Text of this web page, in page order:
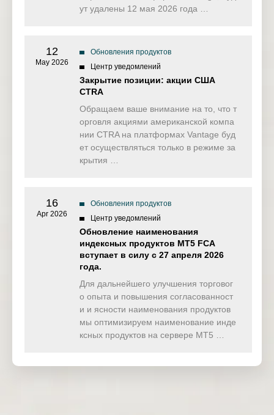
ут удалены 12 мая 2026 года …
12
May 2026
Обновления продуктов
Центр уведомлений
Закрытие позиции: акции США
CTRA
Обращаем ваше внимание на то, что т
орговля акциями американской компа
нии CTRA на платформах Vantage буд
ет осуществляться только в режиме за
крытия …
16
Apr 2026
Обновления продуктов
Центр уведомлений
Обновление наименования
индексных продуктов MT5 FCA
вступает в силу с 27 апреля 2026
года.
Для дальнейшего улучшения торговог
о опыта и повышения согласованност
и и ясности наименования продуктов
мы оптимизируем наименование инде
ксных продуктов на сервере MT5 …